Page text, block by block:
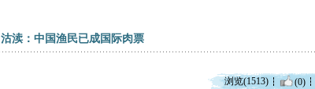
沽渎：中国渔民已成国际肉票
浏览(1513) (0)